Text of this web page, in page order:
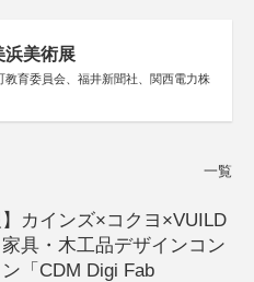
浜美術展
教育委員会、福井新聞社、関西電力株
一覧
】カインズ×コクヨ×VUILD
具・木工品デザインコン
「CDM Digi Fab